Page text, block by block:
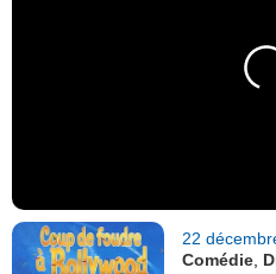
22
Comédie